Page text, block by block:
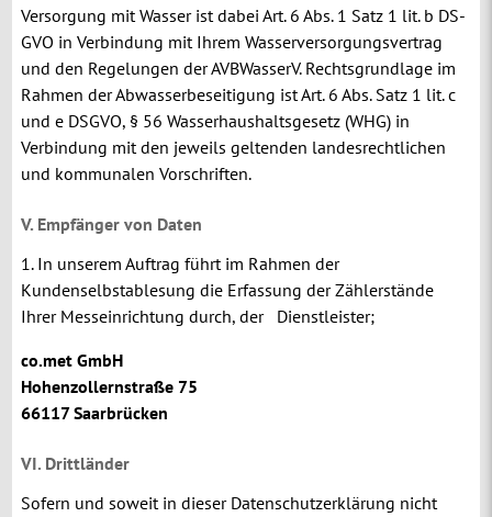
Versorgung mit Wasser ist dabei Art. 6 Abs. 1 Satz 1 lit. b DS-
GVO in Verbindung mit Ihrem Wasserversorgungsvertrag
und den Regelungen der AVBWasserV. Rechtsgrundlage im
Rahmen der Abwasserbeseitigung ist Art. 6 Abs. Satz 1 lit. c
und e DSGVO, § 56 Wasserhaushaltsgesetz (WHG) in
Verbindung mit den jeweils geltenden landesrechtlichen
und kommunalen Vorschriften.
V. Empfänger von Daten
1. In unserem Auftrag führt im Rahmen der
Kundenselbstablesung die Erfassung der Zählerstände
Ihrer Messeinrichtung durch, der Dienstleister;
co.met GmbH
Hohenzollernstraße 75
66117 Saarbrücken
VI. Drittländer
Sofern und soweit in dieser Datenschutzerklärung nicht